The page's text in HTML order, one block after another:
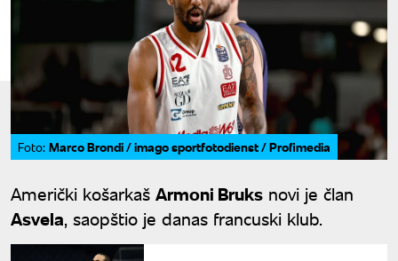
Foto: Marco Brondi / imago sportfotodienst / Profimedia
Američki košarkaš Armoni Bruks novi je član
Asvela, saopštio je danas francuski klub.